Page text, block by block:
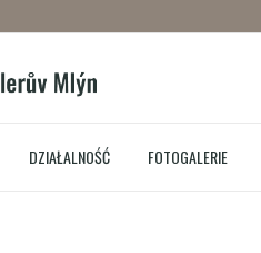
DZIAŁALNOŚĆ FOTOGALERIE